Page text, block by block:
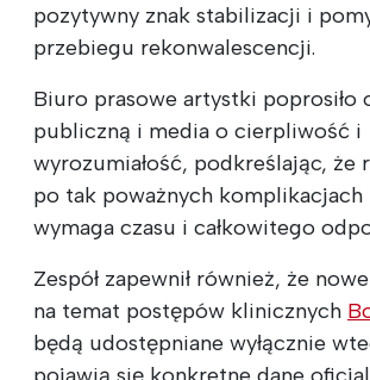
pozytywny znak stabilizacji i
przebiegu rekonwalescencji.
Biuro prasowe artystki poprosiło
publiczną i media o cierpliwość i
wyrozumiałość, podkreślając, że
po tak poważnych
wymaga czasu i całkowitego
Zespół zapewnił również, że
na temat postępów klinicznych
będą udostępniane wyłącznie